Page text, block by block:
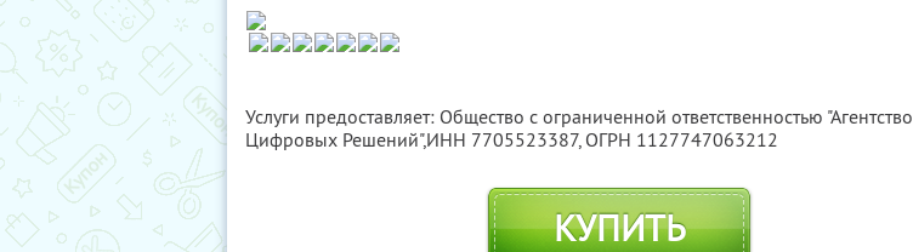
Услуги предоставляет: Общество с ограниченной ответственностью "Агентство
Цифровых Решений",ИНН 7705523387, ОГРН 1127747063212
КУПИТЬ